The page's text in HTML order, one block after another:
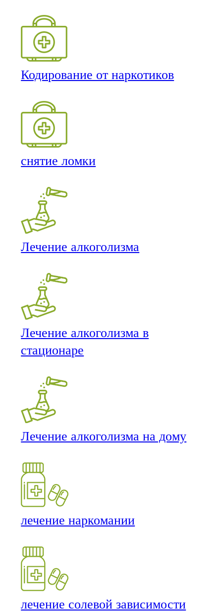
Кодирование от наркотиков
снятие ломки
Лечение алкоголизма
Лечение алкоголизма в
стационаре
Лечение алкоголизма на дому
лечение наркомании
лечение солевой зависимости